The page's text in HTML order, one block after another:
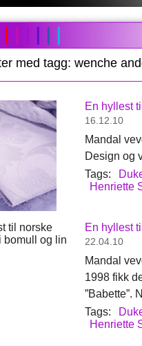
med tagg: wenche
En hyllest
16.12.10
Mandal
Design og
Tags:
Henriette
En hyllest
22.04.10
Mandal
1998 fikk
”Babette”.
Tags:
Henriette